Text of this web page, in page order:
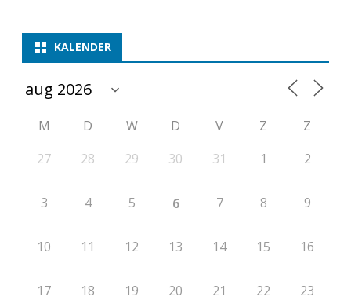
m
t
i
i
o
KALENDER
M D W D V Z
Z
27
28 29 30 31 1 2
3 4 5 6 7 8 9
10 11 12 13 14 15 16
17 18 19 20 21 22 23